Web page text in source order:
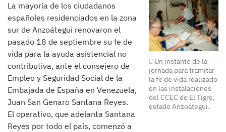
Un instante de la
jornada para tramitar
la fe de vida realizado
en las instalaciones
del CCEC de El Tigre,
estado Anzoátegui.
La mayoría de los ciudadanos
españoles residenciados en la zona
sur de Anzoátegui renovaron el
pasado 18 de septiembre su fe de
vida para la ayuda asistencial no
contributiva, ante el consejero de
Empleo y Seguridad Social de la
Embajada de España en Venezuela,
Juan San Genaro Santana Reyes.
El operativo, que adelanta Santana
Reyes por todo el país, comenzó a